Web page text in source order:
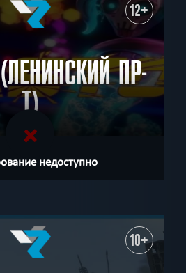
12+
ПР-
Т)
недоступно
10+